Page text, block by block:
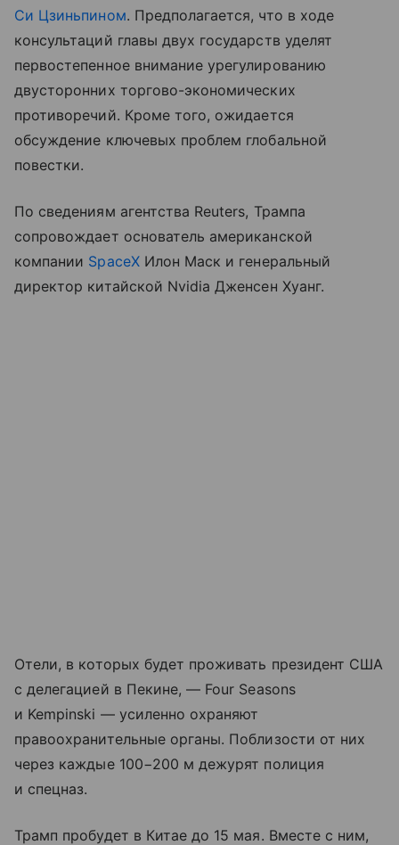
Си Цзиньпином. Предполагается, что в ходе
консультаций главы двух государств уделят
первостепенное внимание урегулированию
двусторонних торгово-экономических
противоречий. Кроме того, ожидается
обсуждение ключевых проблем глобальной
повестки.
По сведениям агентства Reuters, Трампа
сопровождает основатель американской
компании SpaceXИлон Маск и генеральный
директор китайской Nvidia Дженсен Хуанг.
Отели, в которых будет проживать президент США
с делегацией в Пекине, — Four Seasons
и Kempinski — усиленно охраняют
правоохранительные органы. Поблизости от них
через каждые 100−200 м дежурят полиция
и спецназ.
Трамп пробудет в Китае до 15 мая. Вместе с ним,